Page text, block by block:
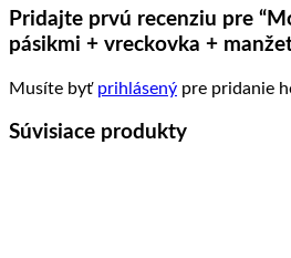
Pridajte prvú recenziu pre
pásikmi + vreckovka +
Musíte byť prihlásený pre pridanie
Súvisiace produkty